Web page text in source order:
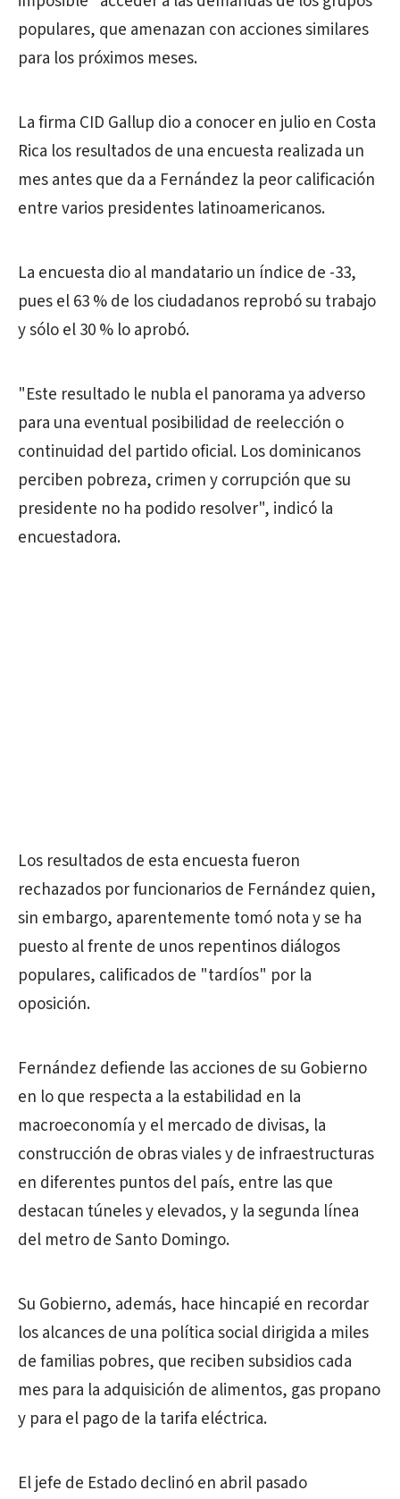
populares, que amenazan con acciones similares
para los próximos meses.
La firma CID Gallup dio a conocer en julio en Costa
Rica los resultados de una encuesta realizada un
mes antes que da a Fernández la peor calificación
entre varios presidentes latinoamericanos.
La encuesta dio al mandatario un índice de -33,
pues el 63 % de los ciudadanos reprobó su trabajo
y sólo el 30 % lo aprobó.
"Este resultado le nubla el panorama ya adverso
para una eventual posibilidad de reelección o
continuidad del partido oficial. Los dominicanos
perciben pobreza, crimen y corrupción que su
presidente no ha podido resolver", indicó la
encuestadora.
Los resultados de esta encuesta fueron
rechazados por funcionarios de Fernández quien,
sin embargo, aparentemente tomó nota y se ha
puesto al frente de unos repentinos diálogos
populares, calificados de "tardíos" por la
oposición.
Fernández defiende las acciones de su Gobierno
en lo que respecta a la estabilidad en la
macroeconomía y el mercado de divisas, la
construcción de obras viales y de infraestructuras
en diferentes puntos del país, entre las que
destacan túneles y elevados, y la segunda línea
del metro de Santo Domingo.
Su Gobierno, además, hace hincapié en recordar
los alcances de una política social dirigida a miles
de familias pobres, que reciben subsidios cada
mes para la adquisición de alimentos, gas propano
y para el pago de la tarifa eléctrica.
El jefe de Estado declinó en abril pasado